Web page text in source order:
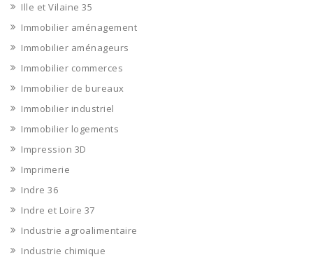
Ille et Vilaine 35
Immobilier aménagement
Immobilier aménageurs
Immobilier commerces
Immobilier de bureaux
Immobilier industriel
Immobilier logements
Impression 3D
Imprimerie
Indre 36
Indre et Loire 37
Industrie agroalimentaire
Industrie chimique